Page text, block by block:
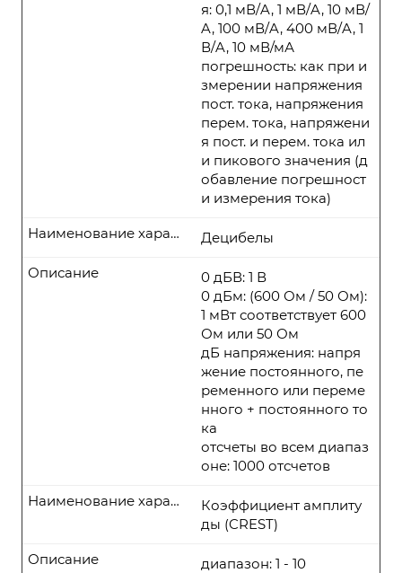
я: 0,1 мВ/A, 1 мВ/A, 10 мВ/
A, 100 мВ/A, 400 мВ/A, 1
В/A, 10 мВ/мА
погрешность: как при и
змерении напряжения
пост. тока, напряжения
перем. тока, напряжени
я пост. и перем. тока ил
и пикового значения (д
обавление погрешност
и измерения тока)
Децибелы
Наименование характеристики
0 дБВ: 1 В
0 дБм: (600 Ом / 50 Ом):
1 мВт соответствует 600
Ом или 50 Ом
дБ напряжения: напря
жение постоянного, пе
ременного или переме
нного + постоянного то
ка
отсчеты во всем диапаз
оне: 1000 отсчетов
Описание
Коэффициент амплиту
ды (CREST)
Наименование характеристики
диапазон: 1 - 10
Описание